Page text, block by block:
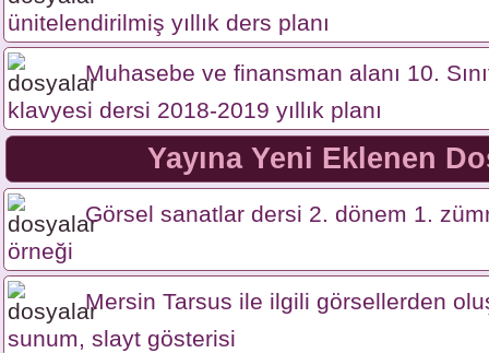
ünitelendirilmiş yıllık ders planı
Muhasebe ve finansman alanı 10.
klavyesi dersi 2018-2019 yıllık planı
Yayına Yeni Eklenen
Görsel sanatlar dersi 2. dönem 1.
örneği
Mersin Tarsus ile ilgili görsellerden
sunum, slayt gösterisi